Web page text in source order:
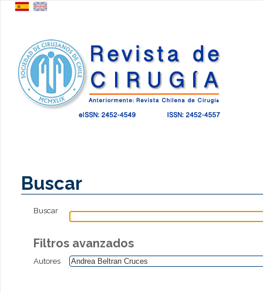
Buscar
Buscar
Filtros avanzados
Autores